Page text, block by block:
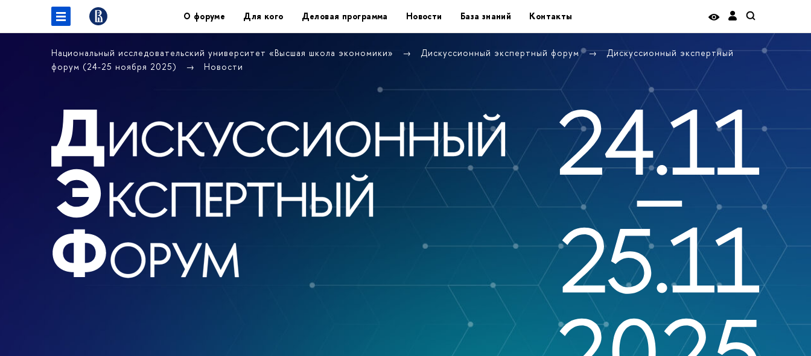
О форуме Для кого Деловая программа Новости База знаний Контакты
Национальный исследовательский университет «Высшая школа экономики» Дискуссионный экспертный форум
Дискуссионный экспертный
форум (24-25 ноября 2025)
Новости